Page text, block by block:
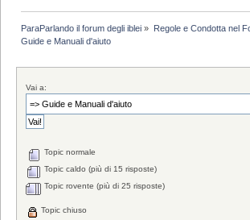
ParaParlando il forum degli iblei » Regole e Condotta nel
Guide e Manuali d'aiuto
Vai a:
Topic normale
Topic caldo (più di 15 risposte)
Topic rovente (più di 25 risposte)
Topic chiuso